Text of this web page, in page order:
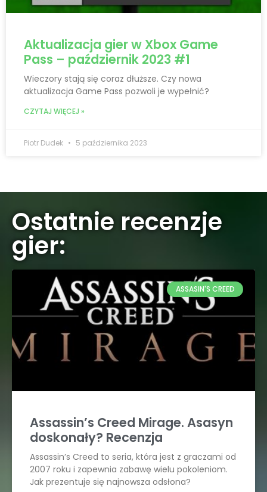
Aktualizacja gier w Xbox Game
Pass – październik 2023 #1
Wieczory stają się coraz dłuższe. Czy nowa
aktualizacja Game Pass pozwoli je wypełnić?
CZYTAJ WIĘCEJ »
Piotr Dudek 5 października 2023
Ostatnie recenzje
gier:
ASSASIN'S CREED
Assassin’s Creed Mirage. Asasyn
doskonały? Recenzja
Assassin’s Creed to seria, która jest z graczami od
2007 roku i zapewnia zabawę wielu pokoleniom.
Jak prezentuje się najnowsza odsłona?